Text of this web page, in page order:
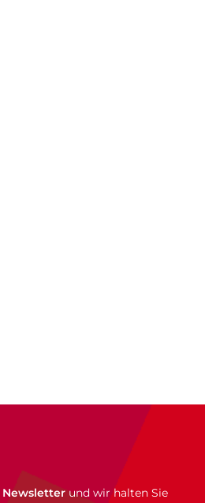
Newsletterund wir halten Sie